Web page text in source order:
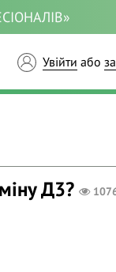
Увійти або
Д3?